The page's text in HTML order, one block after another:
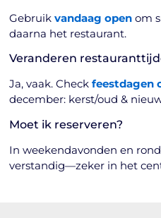
Gebruikvandaag open om
daarna het restaurant.
Veranderen
Ja, vaak. Checkfeestdagen
december: kerst/oud &
Moet ik reserveren?
In weekendavonden en
verstandig—zeker in het